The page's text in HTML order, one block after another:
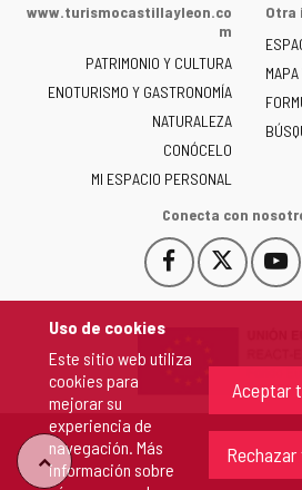
Uso de cookies
Este sitio web utiliza
cookies para
mejorar su
experiencia de
navegación. Más
información sobre
Aceptar
la
de
Castilla
y
León
-
www.turismocastillayleon.co
m
PATRIMONIO Y CULTURA
ENOTURISMO Y GASTRONOMÍA
NATURALEZA
CONÓCELO
MI ESPACIO PERSONAL
Otra
Conecta con
Facebook
Este
enlace
en
nueva.
Este
enlace
una
ventana
nueva.
una
"Volver